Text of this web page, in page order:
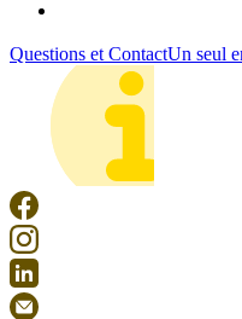
Questions et ContactUn seul